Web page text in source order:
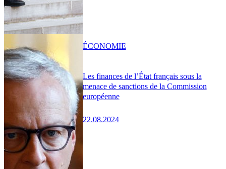
Les finances de l’État français sous la
menace de sanctions de la Commission
européenne
22.08.2024
ÉCONOMIE